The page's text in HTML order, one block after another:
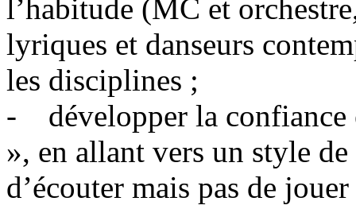
l’habitude (MC et
lyriques et danseurs
les disciplines ;
- développer la confiance
», en allant vers un style
d’écouter mais pas de